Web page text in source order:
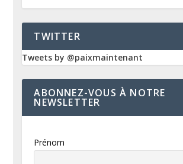
TWITTER
Tweets by @paixmaintenant
ABONNEZ-VOUS À NOTRE
NEWSLETTER
Prénom